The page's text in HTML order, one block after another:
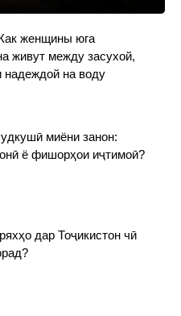
женщины юга
живут между засухой,
надеждой на воду
миёни занон:
ё фишорҳои иҷтимоӣ?
дар Тоҷикистон чӣ